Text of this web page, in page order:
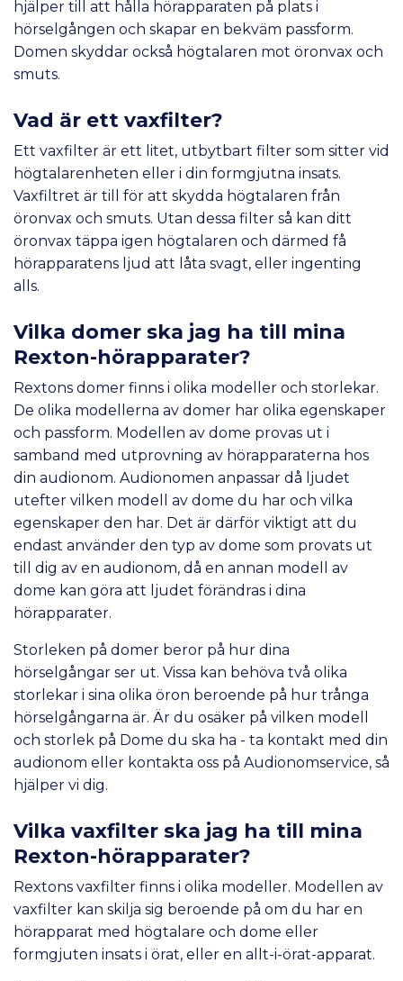
hjälper till att hålla hörapparaten på plats i
hörselgången och skapar en bekväm passform.
Domen skyddar också högtalaren mot öronvax och
smuts.
Vad är ett vaxfilter?
Ett vaxfilter är ett litet, utbytbart filter som sitter vid
högtalarenheten eller i din formgjutna insats.
Vaxfiltret är till för att skydda högtalaren från
öronvax och smuts. Utan dessa filter så kan ditt
öronvax täppa igen högtalaren och därmed få
hörapparatens ljud att låta svagt, eller ingenting
alls.
Vilka domer ska jag ha till mina
Rexton-hörapparater?
Rextons domer finns i olika modeller och storlekar.
De olika modellerna av domer har olika egenskaper
och passform. Modellen av dome provas ut i
samband med utprovning av hörapparaterna hos
din audionom. Audionomen anpassar då ljudet
utefter vilken modell av dome du har och vilka
egenskaper den har. Det är därför viktigt att du
endast använder den typ av dome som provats ut
till dig av en audionom, då en annan modell av
dome kan göra att ljudet förändras i dina
hörapparater.
Storleken på domer beror på hur dina
hörselgångar ser ut. Vissa kan behöva två olika
storlekar i sina olika öron beroende på hur trånga
hörselgångarna är. Är du osäker på vilken modell
och storlek på Dome du ska ha - ta kontakt med din
audionom eller kontakta oss på Audionomservice, så
hjälper vi dig.
Vilka vaxfilter ska jag ha till mina
Rexton-hörapparater?
Rextons vaxfilter finns i olika modeller. Modellen av
vaxfilter kan skilja sig beroende på om du har en
hörapparat med högtalare och dome eller
formgjuten insats i örat, eller en allt-i-örat-apparat.